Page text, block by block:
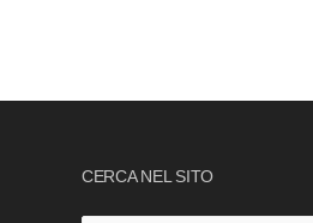
CERCA NEL SITO